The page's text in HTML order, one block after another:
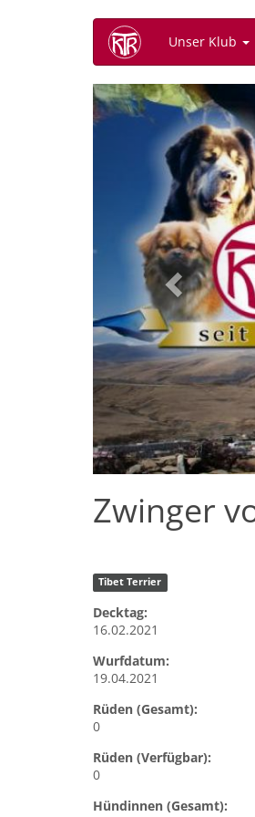
Unser Klub
Previous
Zwinger
Tibet Terrier
Decktag:
16.02.2021
Wurfdatum:
19.04.2021
Rüden (Gesamt):
0
Rüden (Verfügbar):
0
Hündinnen (Gesamt):